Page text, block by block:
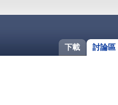
討論區
下載